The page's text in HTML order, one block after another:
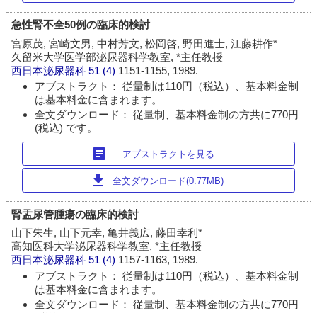
急性腎不全50例の臨床的検討
宮原茂, 宮崎文男, 中村芳文, 松岡啓, 野田進士, 江藤耕作*
久留米大学医学部泌尿器科学教室, *主任教授
西日本泌尿器科 51 (4) 1151-1155, 1989.
アブストラクト： 従量制は110円（税込）、基本料金制
は基本料金に含まれます。
全文ダウンロード： 従量制、基本料金制の方共に770円
(税込) です。
article アブストラクトを見る
download 全文ダウンロード(0.77MB)
腎盂尿管腫瘍の臨床的検討
山下朱生, 山下元幸, 亀井義広, 藤田幸利*
高知医科大学泌尿器科学教室, *主任教授
西日本泌尿器科 51 (4) 1157-1163, 1989.
アブストラクト： 従量制は110円（税込）、基本料金制
は基本料金に含まれます。
全文ダウンロード： 従量制、基本料金制の方共に770円